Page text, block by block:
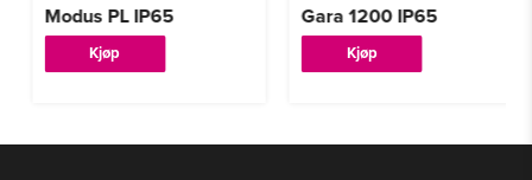
Modus PL IP65
Kjøp
Dette
produktet
flere
Gara 1200 IP65
Kjøp
Dette
produktet
flere